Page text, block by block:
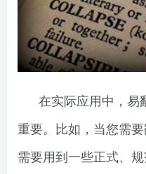
在实际应用中，易
重要。比如，当您需
需要用到一些正式、